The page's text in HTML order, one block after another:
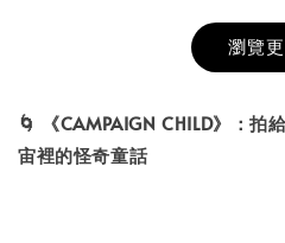
書本包膜服務
NT$ 50
NT$ 100
- +
瀏覽
🌀 《CAMPAIGN CHILD》：拍
宙裡的怪奇童話